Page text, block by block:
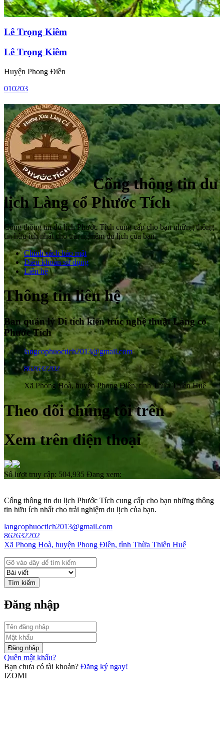
Lê Trọng Kiêm
Lê Trọng Kiêm
Huyện Phong Điền
010203
Cổng thông tin du
lịch Làng cổ Phước Tích
Cổng thông tin du lịch Phước Tích cung cấp cho bạn những thông
tin hữu ích nhất cho trải nghiệm du lịch của bạn.
Chính sách bảo mật
Điều khoản sử dụng
Liên hệ
Thông tin liên hệ
Ban quản lý Di tích kiến trúc nghệ thuật Làng cổ
Phước Tích
langcophuoctich2013@gmail.com
862632202
Xã Phong Hoà, huyện Phong Điền, tỉnh Thừa Thiên Huế
Theo dõi chúng tôi trên
Xem trên điện thoại
Số lượt truy cập: 504,935 Đang xem:
Cổng thông tin du lịch Phước Tích cung cấp cho bạn những thông
tin hữu ích nhất cho trải nghiệm du lịch của bạn.
langcophuoctich2013@gmail.com
862632202
Xã Phong Hoà, huyện Phong Điền, tỉnh Thừa Thiên Huế
Tìm kiếm
Đăng nhập
Đăng nhập
Quên mật khẩu?
Bạn chưa có tài khoản? Đăng ký ngay!
IZOMI